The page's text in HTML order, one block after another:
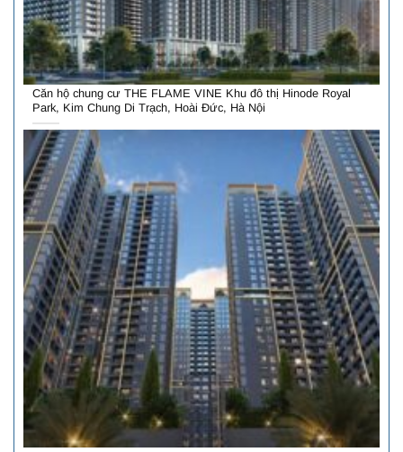
Căn hộ chung cư THE FLAME VINE Khu đô thị Hinode Royal
Park, Kim Chung Di Trạch, Hoài Đức, Hà Nội